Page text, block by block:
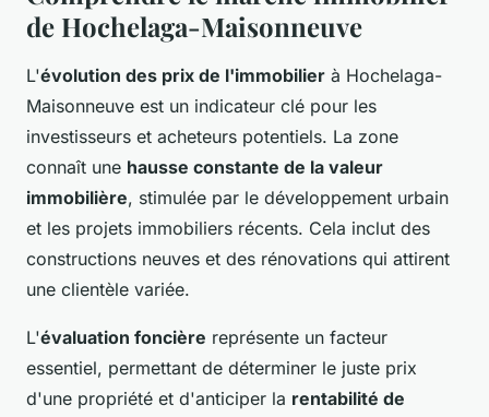
de Hochelaga-Maisonneuve
L'évolution des prix de l'immobilier à Hochelaga-
Maisonneuve est un indicateur clé pour les
investisseurs et acheteurs potentiels. La zone
connaît une hausse constante de la valeur
immobilière, stimulée par le développement urbain
et les projets immobiliers récents. Cela inclut des
constructions neuves et des rénovations qui attirent
une clientèle variée.
L'évaluation foncière représente un facteur
essentiel, permettant de déterminer le juste prix
d'une propriété et d'anticiper la rentabilité de